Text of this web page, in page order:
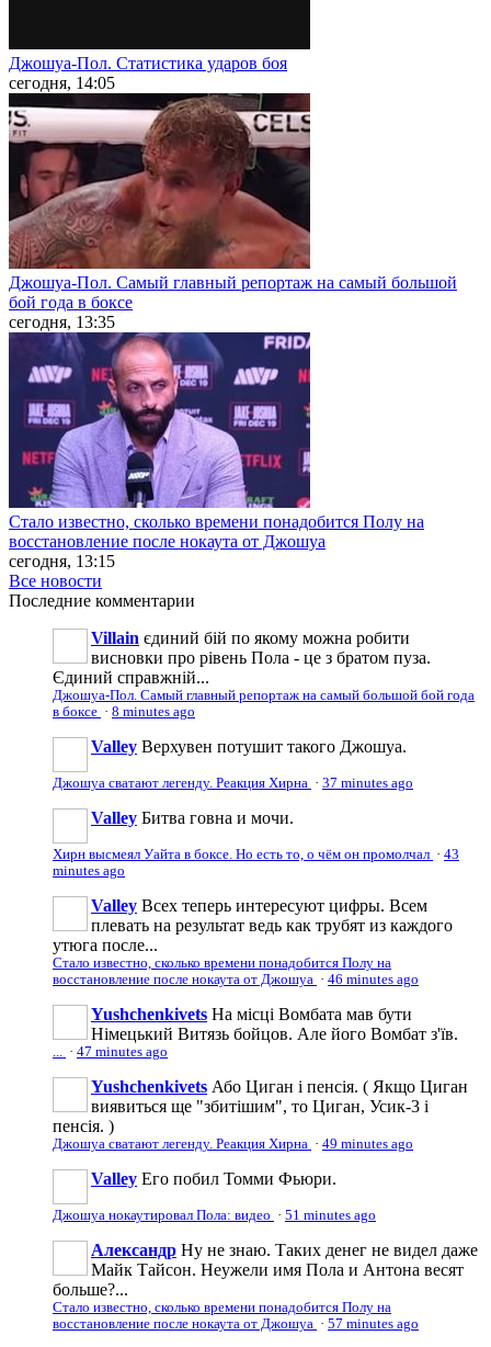
Джошуа-Пол. Статистика ударов боя
сегодня, 14:05
Джошуа-Пол. Самый главный репортаж на самый большой
бой года в боксе
сегодня, 13:35
Стало известно, сколько времени понадобится Полу на
восстановление после нокаута от Джошуа
сегодня, 13:15
Все новости
Последние комментарии
Villain єдиний бій по якому можна робити
висновки про рівень Пола - це з братом пуза.
Єдиний справжній...
Джошуа-Пол. Самый главный репортаж на самый большой бой года
в боксе · 8 minutes ago
Valley Верхувен потушит такого Джошуа.
Джошуа сватают легенду. Реакция Хирна · 37 minutes ago
Valley Битва говна и мочи.
Хирн высмеял Уайта в боксе. Но есть то, о чём он промолчал · 43
minutes ago
Valley Всех теперь интересуют цифры. Всем
плевать на результат ведь как трубят из каждого
утюга после...
Стало известно, сколько времени понадобится Полу на
восстановление после нокаута от Джошуа · 46 minutes ago
Yushchenkivets На місці Вомбата мав бути
Німецький Витязь бойцов. Але його Вомбат з'їв.
... · 47 minutes ago
Yushchenkivets Або Циган і пенсія. ( Якщо Циган
виявиться ще "збитішим", то Циган, Усик-3 і
пенсія. )
Джошуа сватают легенду. Реакция Хирна · 49 minutes ago
Valley Его побил Томми Фьюри.
Джошуа нокаутировал Пола: видео · 51 minutes ago
Александр Ну не знаю. Таких денег не видел даже
Майк Тайсон. Неужели имя Пола и Антона весят
больше?...
Стало известно, сколько времени понадобится Полу на
восстановление после нокаута от Джошуа · 57 minutes ago